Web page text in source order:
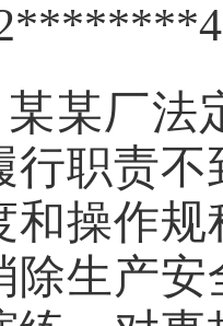
某某厂
行职责不
和操作规
除生产